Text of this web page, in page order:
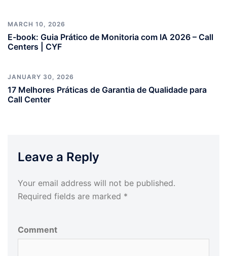
MARCH 10, 2026
E-book: Guia Prático de Monitoria com IA 2026 – Call
Centers | CYF
JANUARY 30, 2026
17 Melhores Práticas de Garantia de Qualidade para
Call Center
Leave a Reply
Your email address will not be published.
Required fields are marked *
Comment